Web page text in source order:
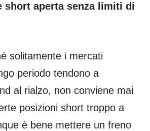
short aperta senza limiti di
solitamente i mercati
periodo tendono a
al rialzo, non conviene mai
posizioni short troppo a
è bene mettere un freno